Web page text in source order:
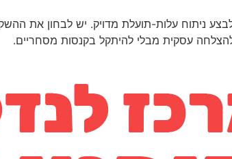
ניתוח עלות-תועלת מדויק. יש לבחון את
להצלחה עסקית מבלי להיתקל בקנסות מסחריים.